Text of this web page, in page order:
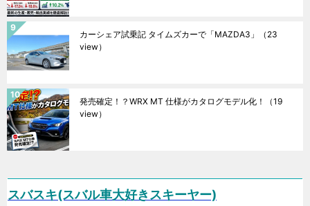
カーシェア試乗記 タイムズカーで「MAZDA3」
（23
view）
発売確定！？WRX MT 仕様がカタログモデル化！
（19
view）
スバスキ(スバル車大好きスキーヤー)